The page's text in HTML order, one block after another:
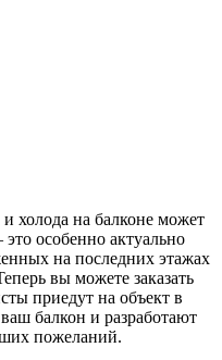
холода на балконе может
особенно актуально
на последних этажах
вы можете заказать
приедут на объект в
балкон и разработают
пожеланий.